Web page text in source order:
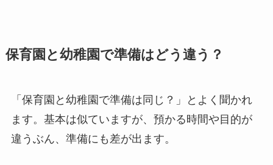
保育園と幼稚園で準備はどう違う？
「保育園と幼稚園で準備は同じ？」とよく聞かれ
ます。基本は似ていますが、預かる時間や目的が
違うぶん、準備にも差が出ます。